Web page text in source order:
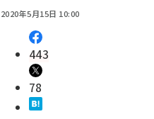
2020年5月15日 10:00
443
78